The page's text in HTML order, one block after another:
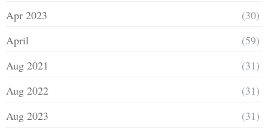
Apr 2023
(30)
April
(59)
Aug 2021
(31)
Aug 2022
(31)
Aug 2023
(31)